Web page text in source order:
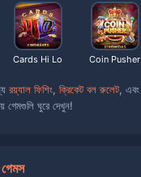
Cards Hi Lo Coin Pusher
রয়্যাল ফিশিং ক্রিকেট বল রুলেট , এবং
গেমগুলি ঘুরে দেখুন!